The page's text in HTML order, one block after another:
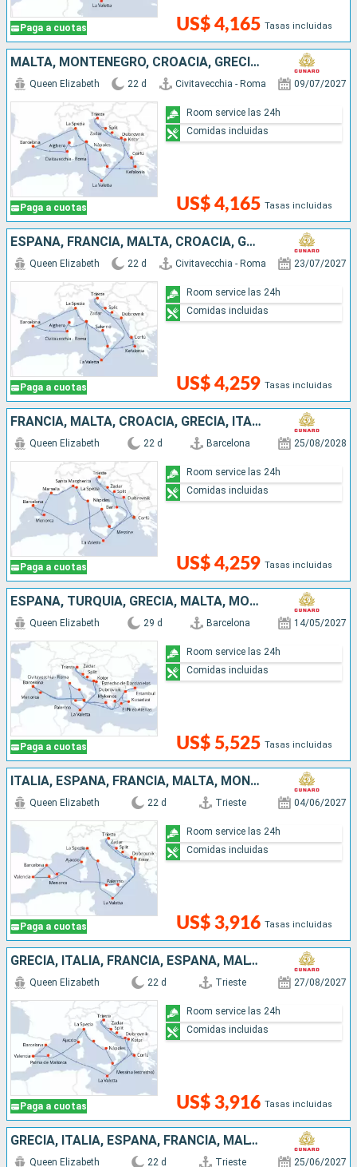
Paga a cuotas US$ 4,165 Tasas incluidas
MALTA, MONTENEGRO, CROACIA, GRECIA, ITALIA, ESPAÑA, FRANCIA
Paga a cuotas
Queen Elizabeth 22 d Civitavecchia - Roma 09/07/2027
US$ 4,165 Tasas incluidas
Room service las 24h
Comidas incluidas
ESPAÑA, FRANCIA, MALTA, CROACIA, GRECIA, ITALIA
Paga a cuotas
Queen Elizabeth 22 d Civitavecchia - Roma 23/07/2027
US$ 4,259 Tasas incluidas
Room service las 24h
Comidas incluidas
FRANCIA, MALTA, CROACIA, GRECIA, ITALIA, ESPAÑA
Paga a cuotas
Queen Elizabeth 22 d Barcelona 25/08/2028
US$ 4,259 Tasas incluidas
Room service las 24h
Comidas incluidas
ESPAÑA, TURQUÍA, GRECIA, MALTA, MONTENEGRO, CROACIA, ITALIA
Paga a cuotas
Queen Elizabeth 29 d Barcelona 14/05/2027
US$ 5,525 Tasas incluidas
Room service las 24h
Comidas incluidas
ITALIA, ESPAÑA, FRANCIA, MALTA, MONTENEGRO, CROACIA
Paga a cuotas
Queen Elizabeth 22 d Trieste 04/06/2027
US$ 3,916 Tasas incluidas
Room service las 24h
Comidas incluidas
GRECIA, ITALIA, FRANCIA, ESPAÑA, MALTA, MONTENEGRO, CROACIA
Paga a cuotas
Queen Elizabeth 22 d Trieste 27/08/2027
US$ 3,916 Tasas incluidas
Room service las 24h
Comidas incluidas
GRECIA, ITALIA, ESPAÑA, FRANCIA, MALTA, MONTENEGRO, CROACIA
Queen Elizabeth 22 d Trieste 25/06/2027